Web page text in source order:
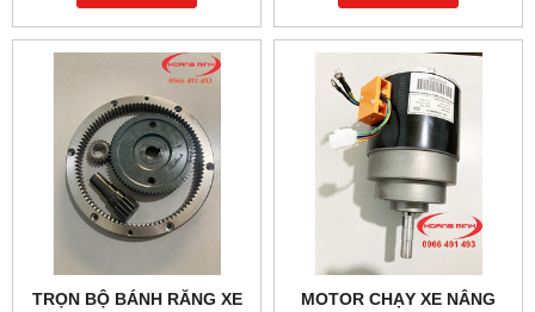
TRỌN BỘ BÁNH RĂNG XE
MOTOR CHẠY XE NÂNG